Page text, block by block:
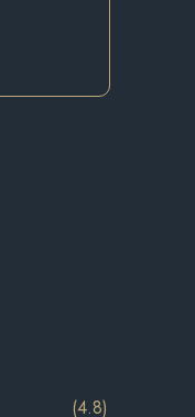
(4.8)